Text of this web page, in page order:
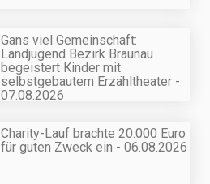
Gans viel Gemeinschaft:
Landjugend Bezirk Braunau
begeistert Kinder mit
selbstgebautem Erzähltheater -
07.08.2026
Charity-Lauf brachte 20.000 Euro
für guten Zweck ein - 06.08.2026